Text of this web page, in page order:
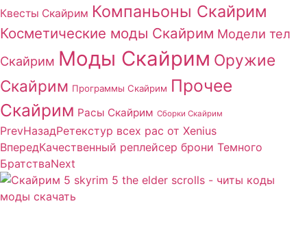
Квесты Скайрим Компаньоны Скайрим
Косметические моды Скайрим Модели тел
Скайрим Моды Скайрим Оружие
Скайрим Программы Скайрим Прочее
Скайрим Расы Скайрим Сборки Скайрим
PrevНазадРетекстур всех рас от Xenius
ВпередКачественный реплейсер брони Темного
БратстваNext